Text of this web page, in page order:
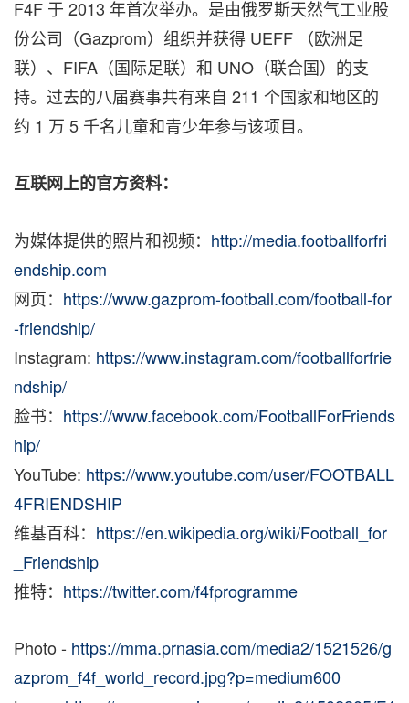
F4F 于 2013 年首次举办。是由俄罗斯天然气工业股
份公司（Gazprom）组织并获得 UEFF （欧洲足
联）、FIFA（国际足联）和 UNO（联合国）的支
持。过去的八届赛事共有来自 211 个国家和地区的
约 1 万 5 千名儿童和青少年参与该项目。
互联网上的官方资料：
为媒体提供的照片和视频： http://media.footballforfri
endship.com
网页： https://www.gazprom-football.com/football-for
-friendship/
Instagram: https://www.instagram.com/footballforfrie
ndship/
脸书： https://www.facebook.com/FootballForFriends
hip/
YouTube: https://www.youtube.com/user/FOOTBALL
4FRIENDSHIP
维基百科： https://en.wikipedia.org/wiki/Football_for
_Friendship
推特： https://twitter.com/f4fprogramme
Photo - https://mma.prnasia.com/media2/1521526/g
azprom_f4f_world_record.jpg?p=medium600